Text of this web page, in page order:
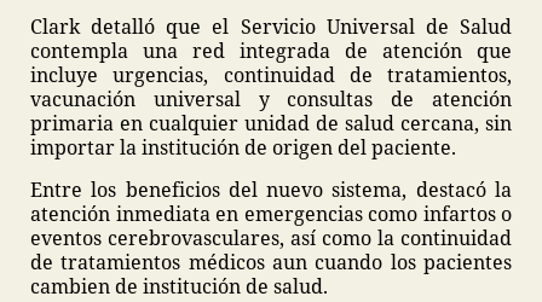
Clark detalló que el Servicio Universal de Salud
contempla una red integrada de atención que
incluye urgencias, continuidad de tratamientos,
vacunación universal y consultas de atención
primaria en cualquier unidad de salud cercana, sin
importar la institución de origen del paciente.
Entre los beneficios del nuevo sistema, destacó la
atención inmediata en emergencias como infartos o
eventos cerebrovasculares, así como la continuidad
de tratamientos médicos aun cuando los pacientes
cambien de institución de salud.